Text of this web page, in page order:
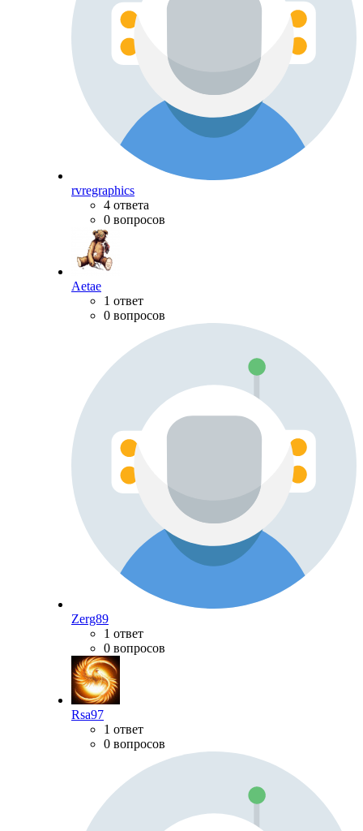
rvregraphics
4 ответа
0 вопросов
Aetae
1 ответ
0 вопросов
Zerg89
1 ответ
0 вопросов
Rsa97
1 ответ
0 вопросов